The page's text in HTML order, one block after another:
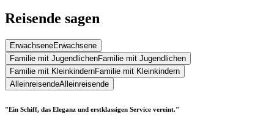
Reisende sagen
ErwachseneErwachsene
Familie mit JugendlichenFamilie mit Jugendlichen
Familie mit KleinkindernFamilie mit Kleinkindern
AlleinreisendeAlleinreisende
"Ein Schiff, das Eleganz und erstklassigen Service vereint."